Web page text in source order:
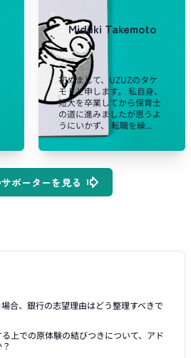
Miduki Takemoto
初めまして、UZUZのタケ
モトと申します。 私自身、
短大を卒業してから保育士
の道に進みましたが思うよ
うにいかず、 転職を繰...
ポーターを見る
合、銀行の志望理由はどう整理すべきで
上での原体験の結びつきについて、アド